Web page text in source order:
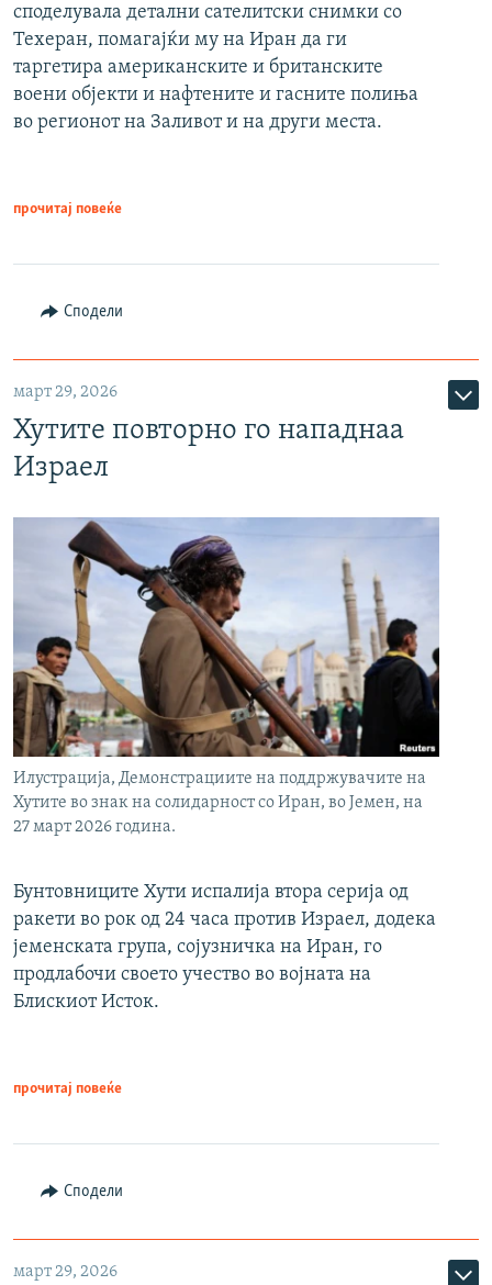
споделувала детални сателитски снимки со
Техеран, помагајќи му на Иран да ги
таргетира американските и британските
воени објекти и нафтените и гасните полиња
во регионот на Заливот и на други места.
прочитај повеќе
Сподели
март 29, 2026
Хутите повторно го нападнаа
Израел
Илустрација, Демонстрациите на поддржувачите на
Хутите во знак на солидарност со Иран, во Јемен, на
27 март 2026 година.
Бунтовниците Хути испалија втора серија од
ракети во рок од 24 часа против Израел, додека
јеменската група, сојузничка на Иран, го
продлабочи своето учество во војната на
Блискиот Исток.
прочитај повеќе
Сподели
март 29, 2026